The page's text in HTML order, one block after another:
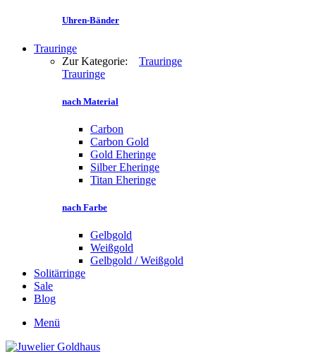
Uhren-Bänder
Trauringe
Zur Kategorie: Trauringe
Trauringe
nach Material
Carbon
Carbon Gold
Gold Eheringe
Silber Eheringe
Titan Eheringe
nach Farbe
Gelbgold
Weißgold
Gelbgold / Weißgold
Solitärringe
Sale
Blog
Menü